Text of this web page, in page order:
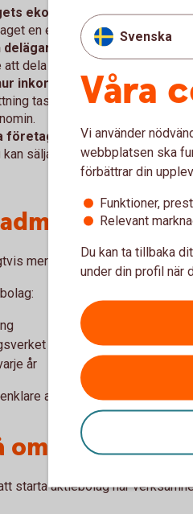
ekonomi från din privata.
en egen juridisk person.
dela ägandet mellan flera
inkomster tas ut.
tas ut som lön eller
företaget i framtiden.
säljas, vilket ofta gör en
mer administration än en
år
administrativa krav.
om du vill
starta aktiebolag när
Svenska
Våra
Vi använder
webbplatsen ska
förbättrar din
Funktioner,
Relevant
Du kan ta tillbaka
under din profil när